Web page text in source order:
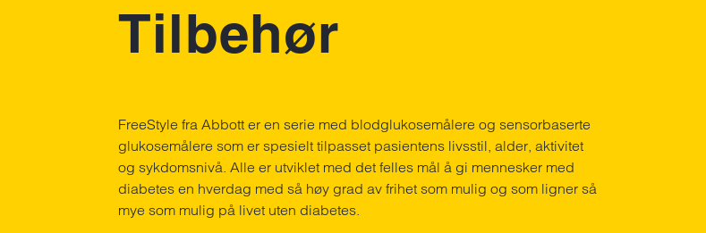
Tilbehør
FreeStyle fra Abbott er en serie med blodglukosemålere og sensorbaserte
glukosemålere som er spesielt tilpasset pasientens livsstil, alder, aktivitet
og sykdomsnivå. Alle er utviklet med det felles mål å gi mennesker med
diabetes en hverdag med så høy grad av frihet som mulig og som ligner så
mye som mulig på livet uten diabetes.